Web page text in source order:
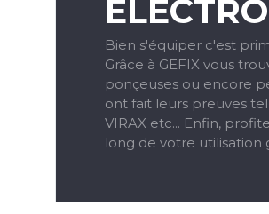
Bien s'équiper c'est
Grâce à GEFIX vous
ponçeuses ou encore
ont fait leurs preuves tel
VIRAX etc... Enfin,
long de votre utilisation